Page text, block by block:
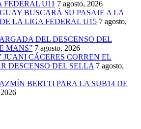
U11 7 agosto, 2026
BUSCARÁ SU PASAJE A LA
LA LIGA FEDERAL U15 7 agosto,
DEL DESCENSO DEL
MANS” 7 agosto, 2026
JUANI CÁCERES CORREN EL
DESCENSO DEL SELLA 7 agosto,
BERTTI PARA LA SUB14 DE